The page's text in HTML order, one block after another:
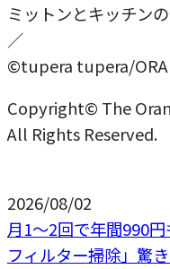
ミットンとキッチン
／
©tupera tupera/
Copyright© The
All Rights Reserved.
2026/08/02
月1〜2回で年間990
フィルター掃除」驚